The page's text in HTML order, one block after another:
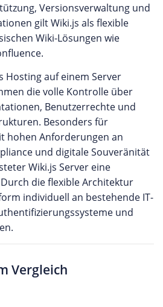
Versionsverwaltung und
gilt Wiki.js als flexible
Wiki-Lösungen wie
Hosting auf einem Server
die volle Kontrolle über
Benutzerrechte und
Besonders für
hohen Anforderungen an
und digitale Souveränität
Wiki.js Server eine
die flexible Architektur
individuell an bestehende IT-
und
Vergleich